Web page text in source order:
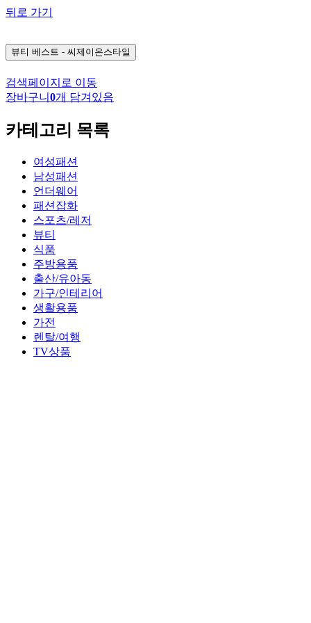
뒤로 가기
뷰티 베스트 - 씨제이온스타일
검색페이지로 이동
장바구니 0개 담겨있음
카테고리 목록
여성패션
남성패션
언더웨어
패션잡화
스포츠/레저
뷰티
식품
주방용품
출산/유아동
가구/인테리어
생활용품
가전
렌탈/여행
TV상품